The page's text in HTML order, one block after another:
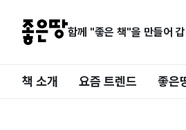
함께 "좋은 책"을 만들어
책 소개 요즘 트렌드 좋은